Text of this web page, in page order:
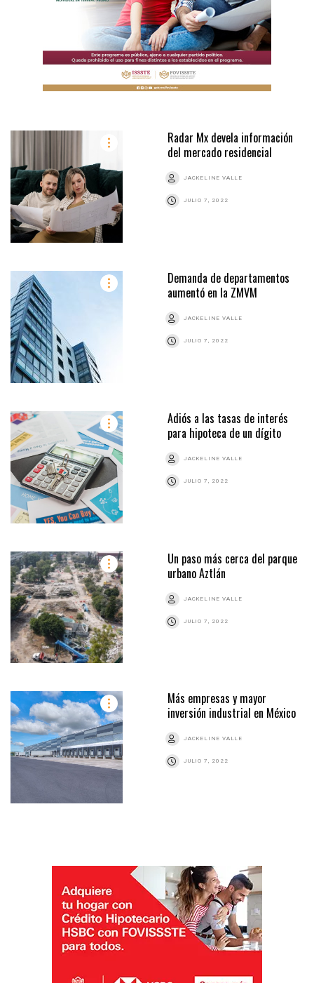
Radar Mx devela información
del mercado residencial
JACKELINE VALLE
JULIO 7, 2022
Demanda de departamentos
aumentó en la ZMVM
JACKELINE VALLE
JULIO 7, 2022
Adiós a las tasas de interés
para hipoteca de un dígito
JACKELINE VALLE
JULIO 7, 2022
Un paso más cerca del parque
urbano Aztlán
JACKELINE VALLE
JULIO 7, 2022
Más empresas y mayor
inversión industrial en México
JACKELINE VALLE
JULIO 7, 2022